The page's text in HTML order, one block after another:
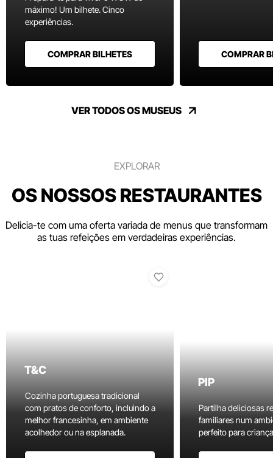
máximo! Um bilhete. Cinco
experiências.
COMPRAR BILHETES COMPRAR
VER TODOS OS MUSEUS
EXPLORAR
OS NOSSOS RESTAURANTES
Delicia-te com uma oferta variada de menus que transformam
as tuas refeições em verdadeiras experiências.
T&C
Cozinha portuguesa tradicional
com pratos de conforto, incluindo a
melhor francesinha, em ambiente
acolhedor ou na esplanada.
PIP
Partilha deliciosas
familiares num
perfeito para